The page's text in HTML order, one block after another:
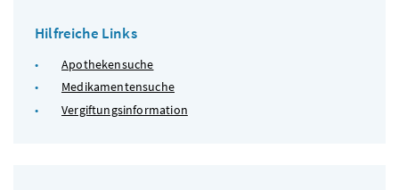
Hilfreiche Links
Apothekensuche
Medikamentensuche
Vergiftungsinformation